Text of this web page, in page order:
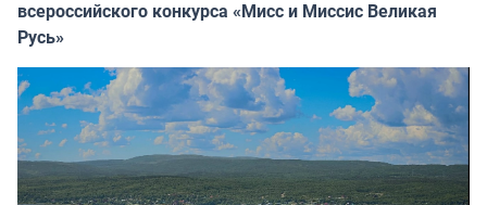
всероссийского конкурса «Мисс и Миссис Великая
Русь»